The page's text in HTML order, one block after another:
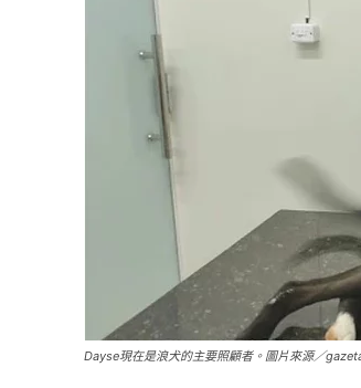
Dayse現在是浪犬的主要照顧者。圖片來源／